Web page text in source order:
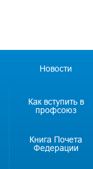
Новости
Как вступить в
профсоюз
Книга Почета
Федерации